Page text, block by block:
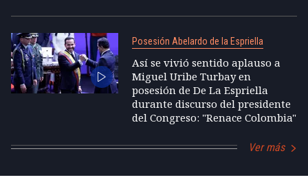
Posesión Abelardo de la Espriella
Así se vivió sentido aplauso a
Miguel Uribe Turbay en
posesión de De La Espriella
durante discurso del presidente
del Congreso: "Renace Colombia"
Ver más